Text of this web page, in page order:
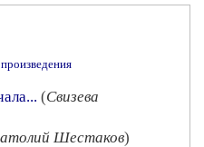
(Свизева
Шестаков)